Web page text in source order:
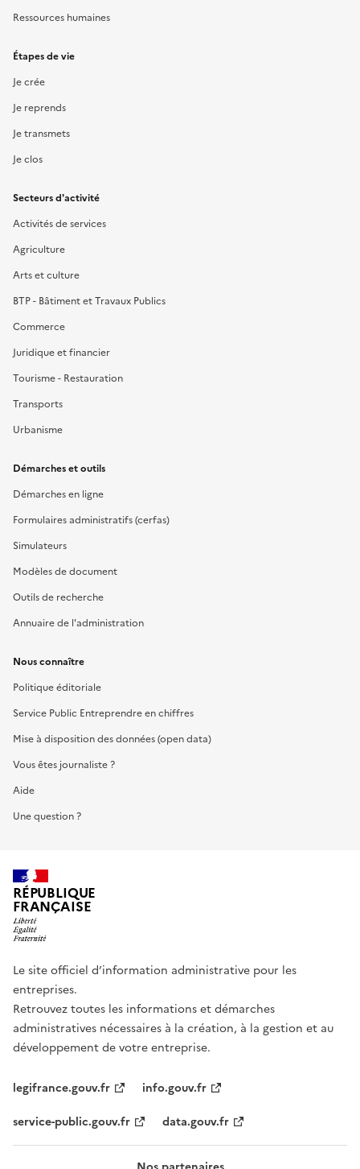
Ressources humaines
Étapes de vie
Je crée
Je reprends
Je transmets
Je clos
Secteurs d'activité
Activités de services
Agriculture
Arts et culture
BTP - Bâtiment et Travaux Publics
Commerce
Juridique et financier
Tourisme - Restauration
Transports
Urbanisme
Démarches et outils
Démarches en ligne
Formulaires administratifs (cerfas)
Simulateurs
Modèles de document
Outils de recherche
Annuaire de l'administration
Nous connaître
Politique éditoriale
Service Public Entreprendre en chiffres
Mise à disposition des données (open data)
Vous êtes journaliste ?
Aide
Une question ?
RÉPUBLIQUE
FRANÇAISE
Le site officiel d’information administrative pour les
entreprises.
Retrouvez toutes les informations et démarches
administratives nécessaires à la création, à la gestion et au
développement de votre entreprise.
legifrance.gouv.fr
info.gouv.fr
service-public.gouv.fr
data.gouv.fr